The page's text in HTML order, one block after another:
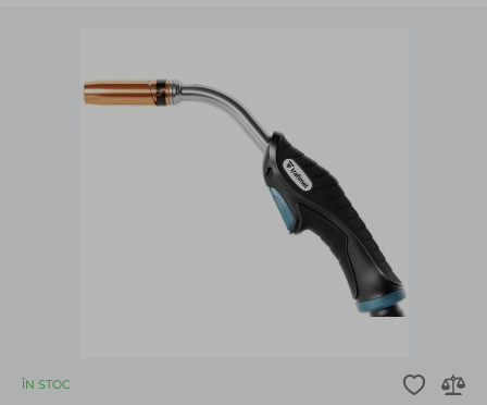
ÎN STOC